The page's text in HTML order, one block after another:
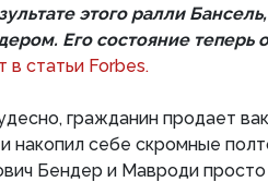
этого ралли
Его состояние теперь
в статьи Forbes.
гражданин продает
накопил себе скромные
Бендер и Мавроди просто